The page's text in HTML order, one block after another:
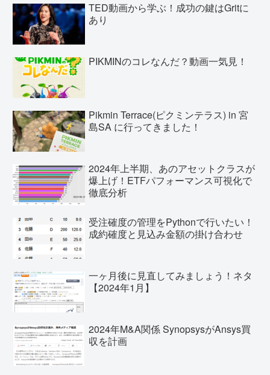
TED動画から学ぶ！成功の鍵はGritに
あり
PIKMINのコレなんだ？動画一気見！
Pikmin Terrace(ピクミンテラス) in 宮
島SA に行ってきました！
2024年上半期、あのアセットクラスが
爆上げ！ETFパフォーマンス可視化で
徹底分析
受注確度の管理をPythonで行いたい！
成約確度と見込み金額の掛け合わせ
一ヶ月後に見直してみましょう！ネタ
【2024年1月】
2024年M&A関係 SynopsysがAnsys買
収を計画